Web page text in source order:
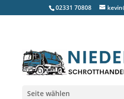
02331 70808
Seite wählen